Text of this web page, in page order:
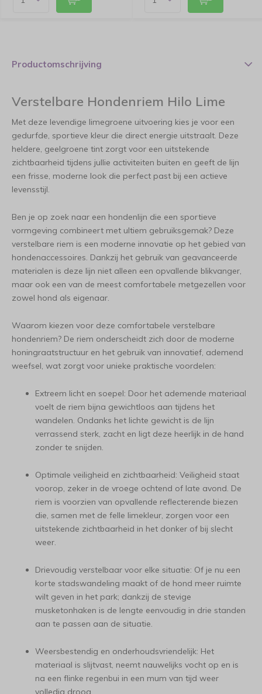
Productomschrijving
Verstelbare Hondenriem Hilo Lime
Met deze levendige limegroene uitvoering kies je voor een
gedurfde, sportieve kleur die direct energie uitstraalt. Deze
heldere, geelgroene tint zorgt voor een uitstekende
zichtbaarheid tijdens jullie activiteiten buiten en geeft de lijn
een frisse, moderne look die perfect past bij een actieve
levensstijl.
Ben je op zoek naar een hondenlijn die een sportieve
vormgeving combineert met ultiem gebruiksgemak? Deze
verstelbare riem is een moderne innovatie op het gebied van
hondenaccessoires. Dankzij het gebruik van geavanceerde
materialen is deze lijn niet alleen een opvallende blikvanger,
maar ook een van de meest comfortabele metgezellen voor
zowel hond als eigenaar.
Waarom kiezen voor deze comfortabele verstelbare
hondenriem? De riem onderscheidt zich door de moderne
honingraatstructuur en het gebruik van innovatief, ademend
weefsel, wat zorgt voor unieke praktische voordelen:
Extreem licht en soepel: Door het ademende materiaal
voelt de riem bijna gewichtloos aan tijdens het
wandelen. Ondanks het lichte gewicht is de lijn
verrassend sterk, zacht en ligt deze heerlijk in de hand
zonder te snijden.
Optimale veiligheid en zichtbaarheid: Veiligheid staat
voorop, zeker in de vroege ochtend of late avond. De
riem is voorzien van opvallende reflecterende biezen
die, samen met de felle limekleur, zorgen voor een
uitstekende zichtbaarheid in het donker of bij slecht
weer.
Drievoudig verstelbaar voor elke situatie: Of je nu een
korte stadswandeling maakt of de hond meer ruimte
wilt geven in het park; dankzij de stevige
musketonhaken is de lengte eenvoudig in drie standen
aan te passen aan de situatie.
Weersbestendig en onderhoudsvriendelijk: Het
materiaal is slijtvast, neemt nauwelijks vocht op en is
na een flinke regenbui in een mum van tijd weer
volledig droog.